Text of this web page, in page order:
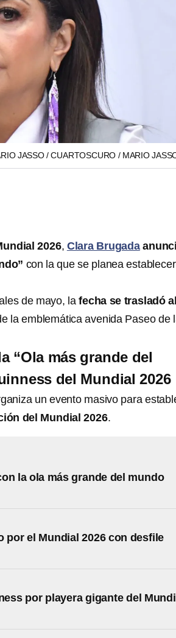
JASSO / CUARTOSCURO / MARIO
2026, Clara Brugada
con la que se planea
de mayo, lafecha se trasladó
la emblemática avenida Paseo de
“Ola más grande del
del Mundial 2026
un evento masivo para
del Mundial 2026.
la ola más grande del mundo
por el Mundial 2026 con desfile
por playera gigante del